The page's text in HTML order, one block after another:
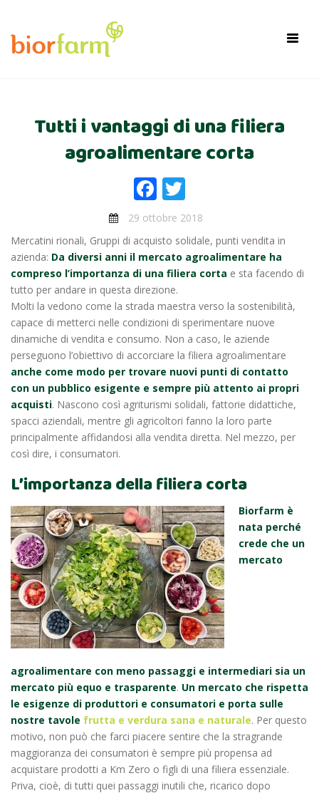
Tutti i vantaggi di una filiera
agroalimentare corta
Facebook
29 ottobre 2018
Mercatini rionali, Gruppi di acquisto solidale, punti vendita in
azienda: Da diversi anni il mercato agroalimentare ha
compreso l’importanza di una filiera corta e sta facendo di
tutto per andare in questa direzione.
Molti la vedono come la strada maestra verso la sostenibilità,
capace di metterci nelle condizioni di sperimentare nuove
dinamiche di vendita e consumo. Non a caso, le aziende
perseguono l’obiettivo di accorciare la filiera agroalimentare
anche come modo per trovare nuovi punti di contatto
con un pubblico esigente e sempre più attento ai propri
acquisti. Nascono così agriturismi solidali, fattorie didattiche,
spacci aziendali, mentre gli agricoltori fanno la loro parte
principalmente affidandosi alla vendita diretta. Nel mezzo, per
così dire, i consumatori.
L’importanza della filiera corta
Biorfarm è
nata perché
crede che un
mercato
agroalimentare con meno passaggi e intermediari sia un
mercato più equo e trasparente. Un mercato che rispetta
le esigenze di produttori e consumatori e porta sulle
nostre tavole frutta e verdura sana e naturale. Per questo
motivo, non può che farci piacere sentire che la stragrande
maggioranza dei consumatori è sempre più propensa ad
acquistare prodotti a Km Zero o figli di una filiera essenziale.
Priva, cioè, di tutti quei passaggi inutili che, ricarico dopo